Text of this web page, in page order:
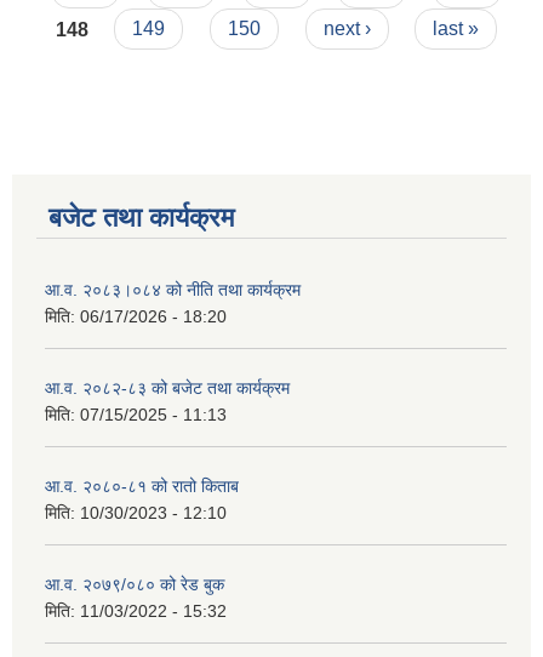
148
149 150 next › last »
बजेट तथा कार्यक्रम
आ.व. २०८३।०८४ को नीति तथा कार्यक्रम
मिति: 06/17/2026 - 18:20
आ.व. २०८२-८३ को बजेट तथा कार्यक्रम
मिति: 07/15/2025 - 11:13
आ.व. २०८०-८१ को रातो किताब
मिति: 10/30/2023 - 12:10
आ.व. २०७९/०८० को रेड बुक
मिति: 11/03/2022 - 15:32